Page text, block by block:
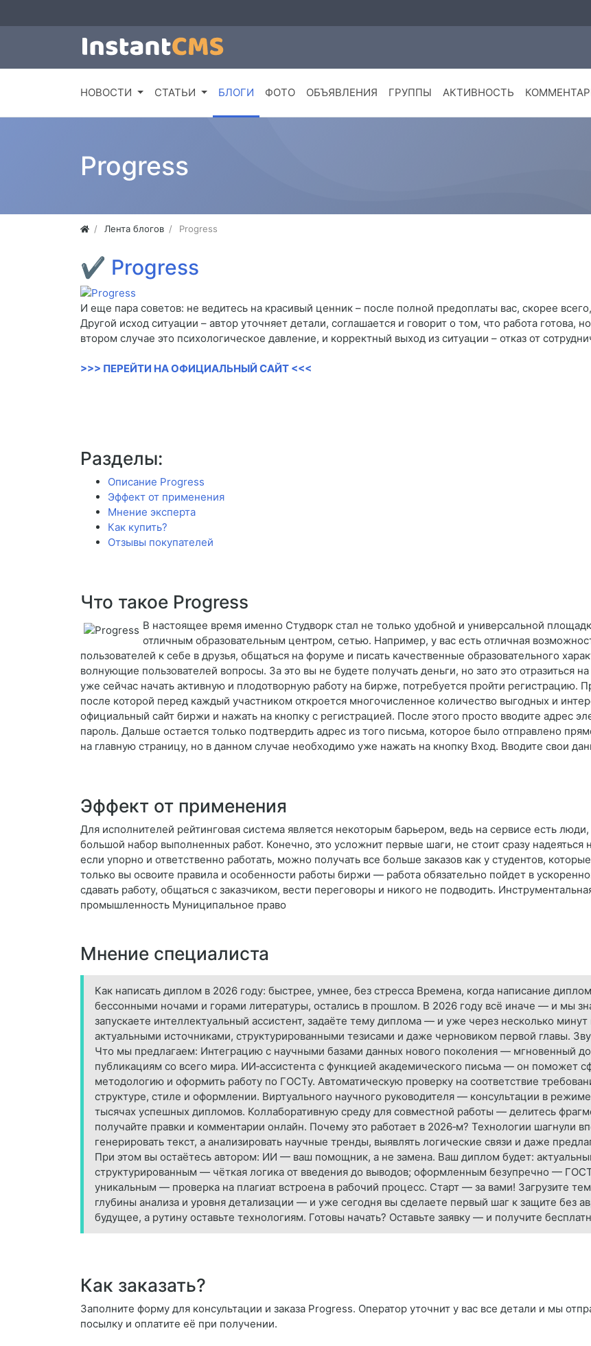
НОВОСТИ СТАТЬИ БЛОГИ ФОТО ОБЪЯВЛЕНИЯ ГРУППЫ АКТИВНОСТЬ
Progress
Лента блогов Progress
✔ Progress
И еще пара советов: не ведитесь на красивый ценник – после полной предоплаты вас, скорее
Другой исход ситуации – автор уточняет детали, соглашается и говорит о том, что работа готова,
втором случае это психологическое давление, и корректный выход из ситуации – отказ от
>>> ПЕРЕЙТИ НА ОФИЦИАЛЬНЫЙ САЙТ <<<
Разделы:
Описание Progress
Эффект от применения
Мнение эксперта
Как купить?
Отзывы покупателей
Что такое Progress
В настоящее время именно Студворк стал не только удобной и универсальной
отличным образовательным центром, сетью. Например, у вас есть отличная
пользователей к себе в друзья, общаться на форуме и писать качественные образовательного
волнующие пользователей вопросы. За это вы не будете получать деньги, но зато это отразиться
уже сейчас начать активную и плодотворную работу на бирже, потребуется пройти регистрацию.
после которой перед каждый участником откроется многочисленное количество выгодных и
официальный сайт биржи и нажать на кнопку с регистрацией. После этого просто вводите адрес
пароль. Дальше остается только подтвердить адрес из того письма, которое было отправлено
на главную страницу, но в данном случае необходимо уже нажать на кнопку Вход. Вводите свои
Эффект от применения
Для исполнителей рейтинговая система является некоторым барьером, ведь на сервисе есть
большой набор выполненных работ. Конечно, это усложнит первые шаги, не стоит сразу
если упорно и ответственно работать, можно получать все больше заказов как у студентов,
только вы освоите правила и особенности работы биржи — работа обязательно пойдет в
сдавать работу, общаться с заказчиком, вести переговоры и никого не подводить.
промышленность Муниципальное право
Мнение специалиста
Как написать диплом в 2026 году: быстрее, умнее, без стресса Времена, когда написание
бессонными ночами и горами литературы, остались в прошлом. В 2026 году всё иначе — и мы
запускаете интеллектуальный ассистент, задаёте тему диплома — и уже через несколько
актуальными источниками, структурированными тезисами и даже черновиком первой главы.
Что мы предлагаем: Интеграцию с научными базами данных нового поколения — мгновенный
публикациям со всего мира. ИИ‑ассистента с функцией академического письма — он поможет
методологию и оформить работу по ГОСТу. Автоматическую проверку на соответствие
структуре, стиле и оформлении. Виртуального научного руководителя — консультации в
тысячах успешных дипломов. Коллаборативную среду для совместной работы — делитесь
получайте правки и комментарии онлайн. Почему это работает в 2026‑м? Технологии шагнули
генерировать текст, а анализировать научные тренды, выявлять логические связи и даже
При этом вы остаётесь автором: ИИ — ваш помощник, а не замена. Ваш диплом будет:
структурированным — чёткая логика от введения до выводов; оформленным безупречно —
уникальным — проверка на плагиат встроена в рабочий процесс. Старт — за вами! Загрузите
глубины анализа и уровня детализации — и уже сегодня вы сделаете первый шаг к защите без
будущее, а рутину оставьте технологиям. Готовы начать? Оставьте заявку — и получите
Как заказать?
Заполните форму для консультации и заказа Progress. Оператор уточнит у вас все детали и мы
посылку и оплатите её при получении.